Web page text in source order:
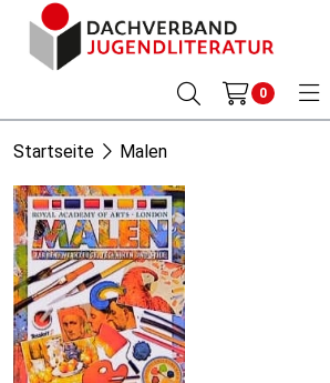
0
Startseite Malen